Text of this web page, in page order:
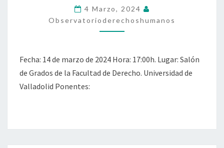
DEL
INFORME
ANUAL
2023
4 Marzo, 2024
Observatorioderechoshumanos
Fecha: 14 de marzo de 2024 Hora: 17:00h. Lugar: Salón
de Grados de la Facultad de Derecho. Universidad de
Valladolid Ponentes: